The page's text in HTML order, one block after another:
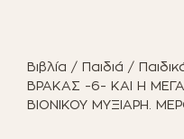
ΟΙΚΙΑΚΌΣ
Βιβλία / Παιδιά /
ΒΡΑΚΑΣ -6- ΚΑΙ Η
ΒΙΟΝΙΚΟΥ ΜΥΞΙΑΡΗ.